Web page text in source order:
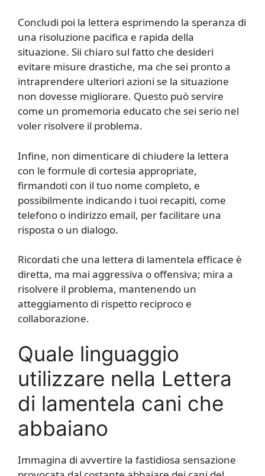
Concludi poi la lettera esprimendo la speranza di
una risoluzione pacifica e rapida della
situazione. Sii chiaro sul fatto che desideri
evitare misure drastiche, ma che sei pronto a
intraprendere ulteriori azioni se la situazione
non dovesse migliorare. Questo può servire
come un promemoria educato che sei serio nel
voler risolvere il problema.
Infine, non dimenticare di chiudere la lettera
con le formule di cortesia appropriate,
firmandoti con il tuo nome completo, e
possibilmente indicando i tuoi recapiti, come
telefono o indirizzo email, per facilitare una
risposta o un dialogo.
Ricordati che una lettera di lamentela efficace è
diretta, ma mai aggressiva o offensiva; mira a
risolvere il problema, mantenendo un
atteggiamento di rispetto reciproco e
collaborazione.
Quale linguaggio
utilizzare nella Lettera
di lamentela cani che
abbaiano
Immagina di avvertire la fastidiosa sensazione